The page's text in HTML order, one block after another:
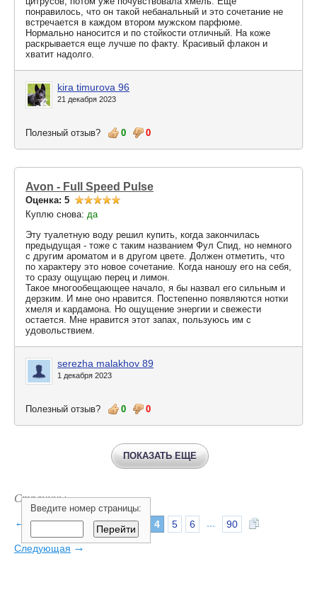
понравилось, что он такой небанальный и это сочетание не
встречается в каждом втором мужском парфюме.
Нормально наносится и по стойкости отличный. На коже
раскрывается еще лучше по факту. Красивый флакон и
хватит надолго.
kira timurova 96
21 декабря 2023
Полезный отзыв? 0 0
Avon - Full Speed Pulse
Оценка: 5
Куплю снова: да
Эту туалетную воду решил купить, когда закончилась
предыдущая - тоже с таким названием Фул Спид, но немного
с другим ароматом и в другом цвете. Должен отметить, что
по характеру это новое сочетание. Когда наношу его на себя,
то сразу ощущаю перец и лимон.
Такое многообещающее начало, я бы назвал его сильным и
дерзким. И мне оно нравится. Постепенно появляются нотки
хмеля и кардамона. Но ощущение энергии и свежести
остается. Мне нравится этот запах, пользуюсь им с
удовольствием.
serezha malakhov 89
1 декабря 2023
Полезный отзыв? 0 0
ПОКАЗАТЬ ЕЩЕ
Страницы:
Предыдущая
← 1 2 3 4 5 6 ... 90
Введите номер страницы:
Следующая →